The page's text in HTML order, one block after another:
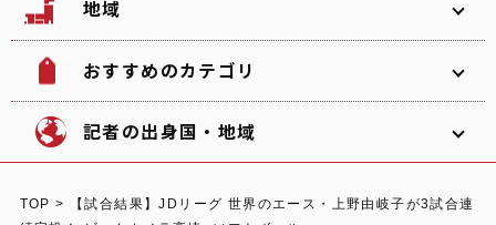
地域
韓国 北海道
おすすめのカテゴリ
ソフトボール
記者の出身国・地域
TOP >
【試合結果】JDリーグ 世界のエース・上野由岐子が3試合連